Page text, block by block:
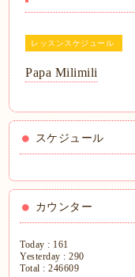
レッスンスケジュール
Papa Milimili
スケジュール
カウンター
Today : 161
Yesterday :290
Total :246609